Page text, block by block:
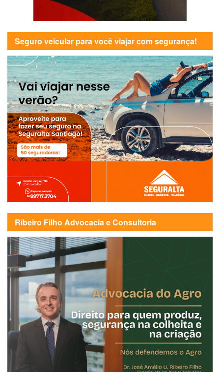
Seguro veicular para você viajar com segurança!
Ribeiro Filho Advocacia e Consultoria